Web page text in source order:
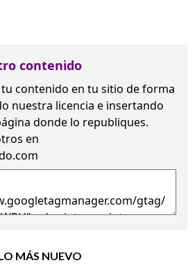
contenido
contenido en tu sitio de forma
nuestra licencia e insertando
donde lo republiques.
en
MÁS NUEVO